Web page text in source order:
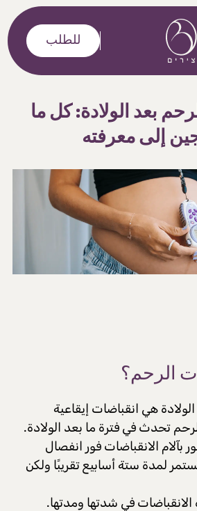
للطلب
بعد الولادة: كل ما
إلى معرفته
الرحم؟
هي انقباضات إيقاعية
تحدث في فترة ما بعد الولادة.
بآلام الانقباضات فور انفصال
لمدة ستة أسابيع تقريبًا ولكن
في شدتها ومدتها.